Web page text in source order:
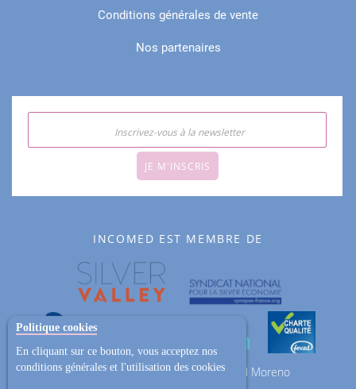
Politique cookies
En cliquant sur ce bouton, vous acceptez nos
conditions générales et l'utilisation des cookies
Conditions générales de vente
Nos partenaires
JE M'INSCRIS
INCOMED EST MEMBRE DE
ZAC des Epineaux 13 avenue Roland Moreno